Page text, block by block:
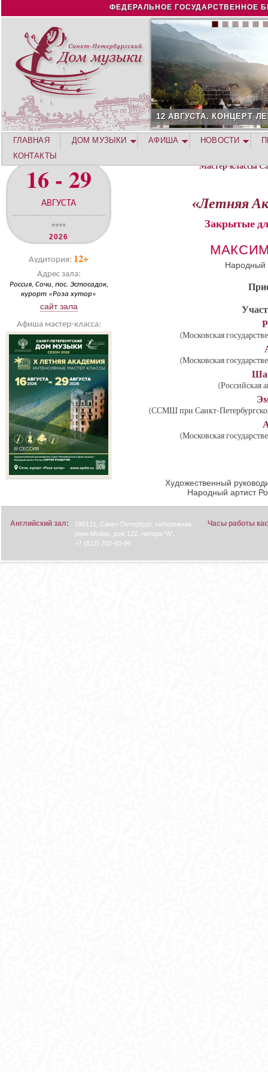
Jump to navigation
ФЕДЕРАЛЬНОЕ ГОСУДАРСТВЕННОЕ
12 АВГУСТА. КОНЦЕРТ ЛЕТНЕЙ АКАДЕМИИ. РОЗА
16 - 29
АВГУСТА
****
2026
Аудитория: 12+
Адрес зала:
Россия, Сочи, пос. Эстосадок,
курорт «Роза хутор»
сайт зала
Афиша мастер-класса:
Мастер-классы
«Летняя
Закрытые
Народный
(Московская
(Московская
(Российская
(ССМШ при Санкт-
(Московская
Художественный
Народный артист
ГЛАВНАЯ ДОМ МУЗЫКИ АФИША НОВОСТИ
КОНТАКТЫ
Английский зал:
190121, Санкт-Петербург, набережная
реки Мойки, дом 122, литера "А".
+7 (812) 702-60-96
Часы работы